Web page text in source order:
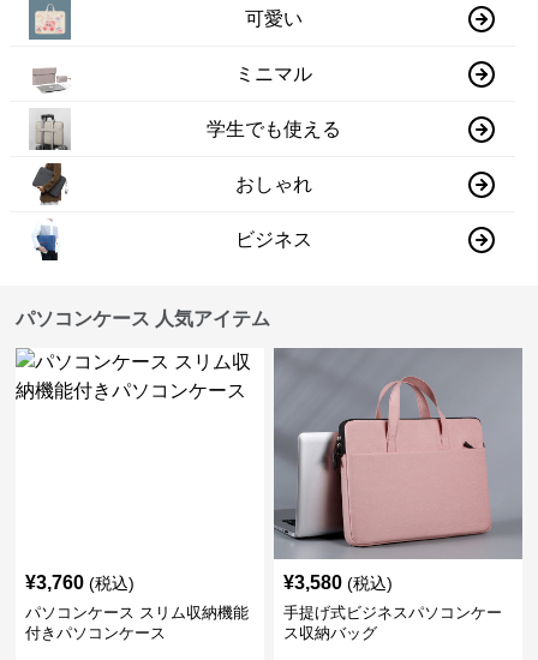
可愛い
ミニマル
学生でも使える
おしゃれ
ビジネス
パソコンケース 人気アイテム
¥3,760 (税込)
パソコンケース スリム収納機能
付きパソコンケース
¥3,580 (税込)
手提げ式ビジネスパソコンケー
ス収納バッグ